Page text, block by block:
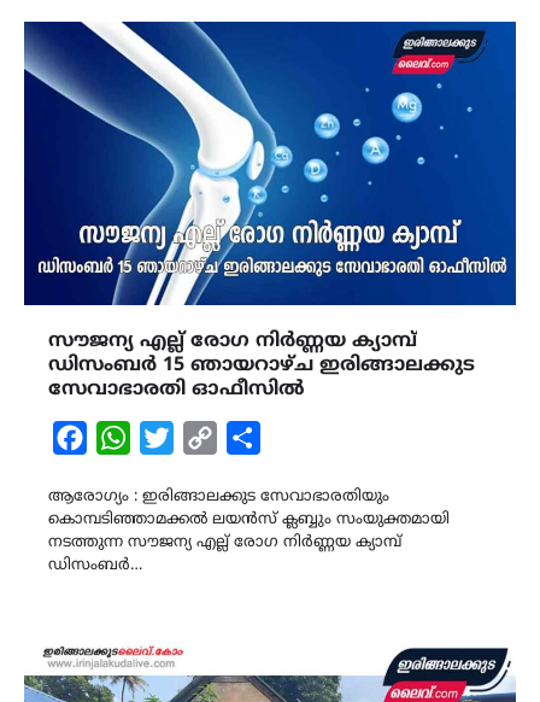
സൗജന്യ എല്ല് രോഗ നിർണ്ണയ ക്യാമ്പ്
ഡിസംബർ 15 ഞായറാഴ്ച ഇരിങ്ങാലക്കുട
സേവാഭാരതി ഓഫീസിൽ
FacebookWhatsAppTwitterCopy
ആരോഗ്യം : ഇരിങ്ങാലക്കുട സേവാഭാരതിയും
കൊമ്പടിഞ്ഞാമക്കൽ ലയൻസ് ക്ലബ്ബും സംയുക്തമായി
നടത്തുന്ന സൗജന്യ എല്ല് രോഗ നിർണ്ണയ ക്യാമ്പ്
ഡിസംബർ…